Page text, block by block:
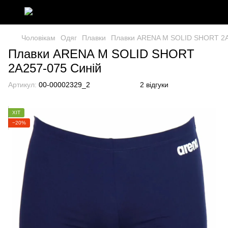
Чоловікам Одяг Плавки Плавки ARENA M SOLID SHORT
Плавки ARENA M SOLID SHORT
2A257-075 Синій
Артикул: 00-00002329_2 2 відгуки
ХІТ
−20%